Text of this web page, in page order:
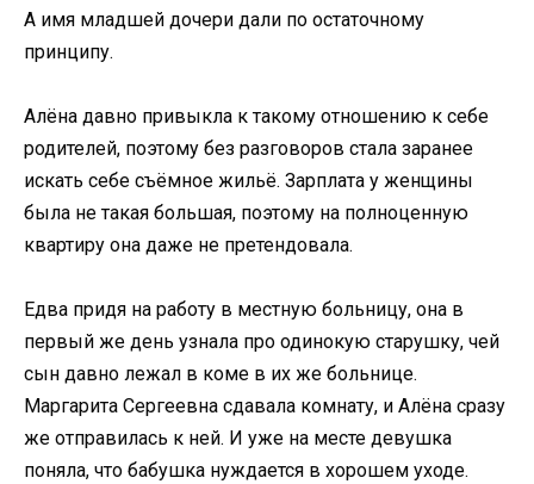
А имя младшей дочери дали по остаточному
принципу.
Алёна давно привыкла к такому отношению к себе
родителей, поэтому без разговоров стала заранее
искать себе съёмное жильё. Зарплата у женщины
была не такая большая, поэтому на полноценную
квартиру она даже не претендовала.
Едва придя на работу в местную больницу, она в
первый же день узнала про одинокую старушку, чей
сын давно лежал в коме в их же больнице.
Маргарита Сергеевна сдавала комнату, и Алёна сразу
же отправилась к ней. И уже на месте девушка
поняла, что бабушка нуждается в хорошем уходе.